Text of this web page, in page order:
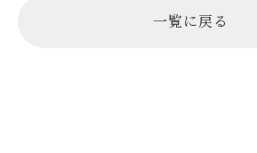
一覧に戻る